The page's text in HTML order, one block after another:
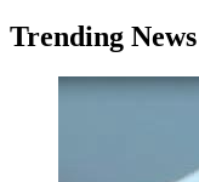
Trending News